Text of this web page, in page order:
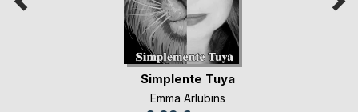
Simplente Tuya
Emma Arlubins